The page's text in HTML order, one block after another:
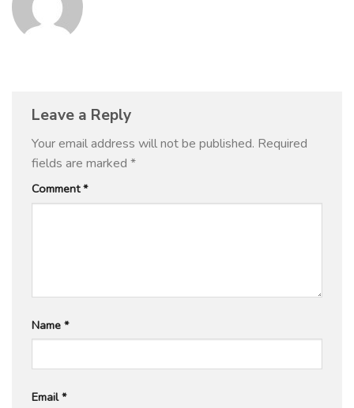
Leave a Reply
Your email address will not be published. Required
fields are marked *
Comment*
Name *
Email*